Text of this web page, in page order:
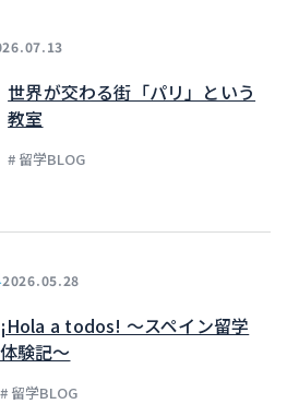
世界が交わる街「パリ」という
教室
# 留学BLOG
2026.05.28
¡Hola a todos! ～スペイン留学
体験記～
# 留学BLOG